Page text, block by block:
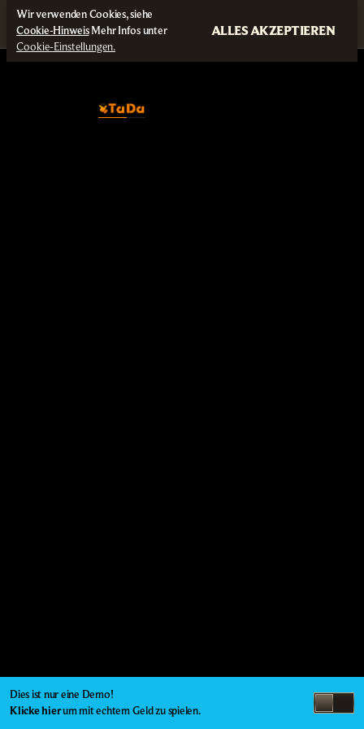
Dies ist nur eine Demo!
Klicke hierum mit echtem Geld zu spielen.
Wir verwenden Cookies, siehe
Cookie-HinweisMehr Infos unter
Cookie-Einstellungen.
ALLES AKZEPTIEREN